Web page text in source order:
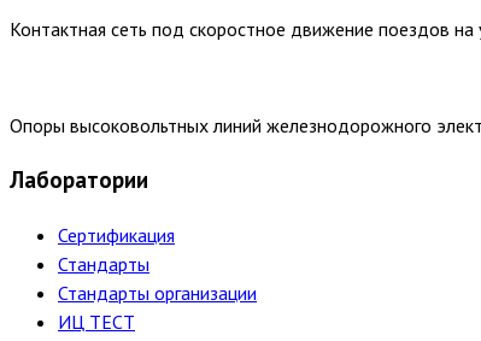
Контактная сеть под скоростное движение поездов на
Опоры высоковольтных линий железнодорожного
Лаборатории
Сертификация
Стандарты
Стандарты организации
ИЦ ТЕСТ